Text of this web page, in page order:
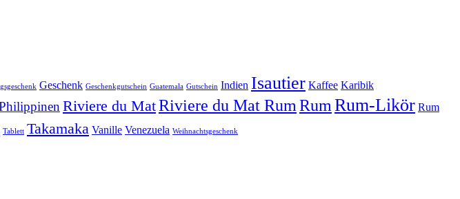
Geschenk Geschenkgutschein Guatemala Gutschein Indien Isautier Kaffee Karibik
Riviere du MatRiviere du Mat RumRumRum-Likör Rum
Tablett Takamaka Vanille Venezuela Weihnachtsgeschenk